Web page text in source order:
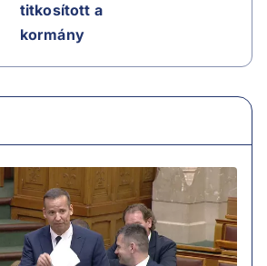
titkosított a
kormány